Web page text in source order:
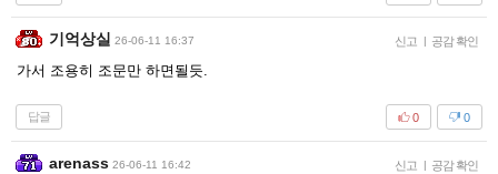
기억상실 26-06-11 16:37 신고 공감 확인
가서 조용히 조문만 하면될듯.
답글 0
0
arenass 26-06-11 16:42 신고 공감 확인